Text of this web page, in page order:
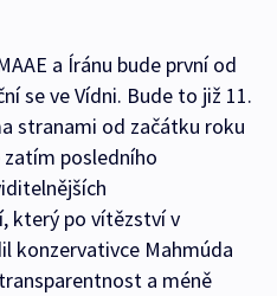
a Íránu bude první od
se ve Vídni. Bude to již 11.
stranami od začátku roku
zatím posledního
který po vítězství v
konzervativce Mahmúda
a méně